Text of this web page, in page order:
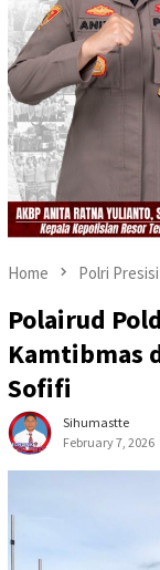
Home Polri Presisi
Polairud
Kamtibmas
Sofifi
Sihumastte
February 7, 2026